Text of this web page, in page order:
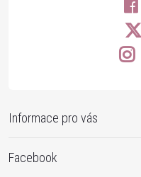
Informace pro vás
Facebook